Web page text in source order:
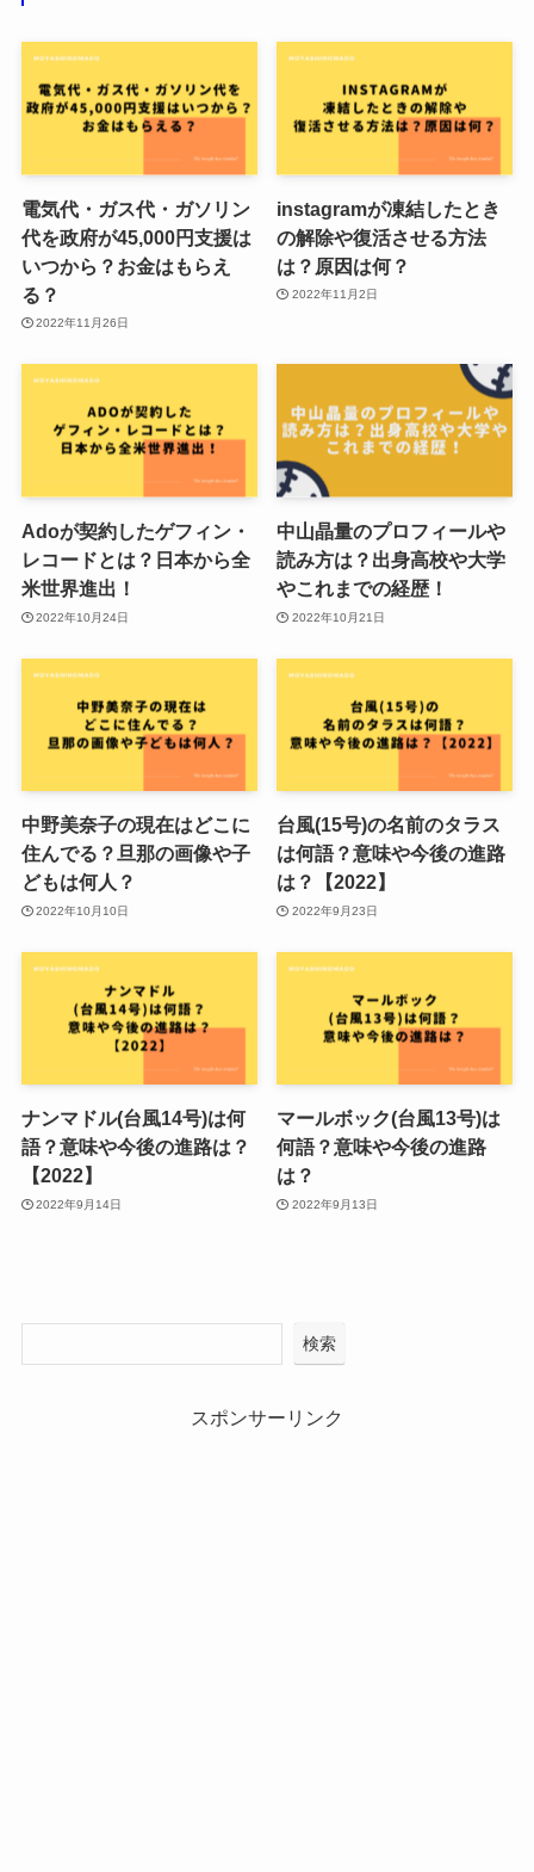
電気代・ガス代・ガソリン
代を政府が45,000円支援は
いつから？お金はもらえ
る？
2022年11月26日
instagramが凍結したとき
の解除や復活させる方法
は？原因は何？
2022年11月2日
Adoが契約したゲフィン・
レコードとは？日本から全
米世界進出！
2022年10月24日
中山晶量のプロフィールや
読み方は？出身高校や大学
やこれまでの経歴！
2022年10月21日
中野美奈子の現在はどこに
住んでる？旦那の画像や子
どもは何人？
2022年10月10日
台風(15号)の名前のタラス
は何語？意味や今後の進路
は？【2022】
2022年9月23日
ナンマドル(台風14号)は何
語？意味や今後の進路は？
【2022】
2022年9月14日
マールボック(台風13号)は
何語？意味や今後の進路
は？
2022年9月13日
検索
スポンサーリンク